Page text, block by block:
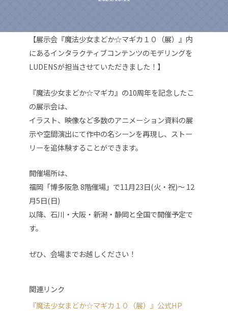
【展示会『魔法少女まどか☆マギカ１０（展）』内
にあるインタラクティブコンテンツのモデリングを
LUDENSが担当させていただきました！】
『魔法少女まどか☆マギカ』の10周年を記念したこ
の展示会は、
イラスト、映像など多数のアニメーション資料の展
示や空間演出にて作中の名シーンを再現し、ストー
リーを追体験することができます。
開催場所は、
福岡「博多阪急 8階催場」で11月23日(火・祝)～ 12
月5日(日)
以降、石川・大阪・新潟・静岡と全国で開催予定で
す。
ぜひ、会場までお越しください！
関連リンク
『魔法少女まどか☆マギカ１０（展）』公式HP